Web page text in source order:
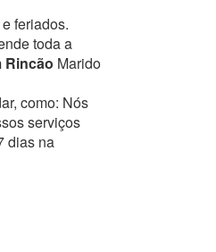
feriados.
toda a
Rincão Marido
como: Nós
serviços
dias na